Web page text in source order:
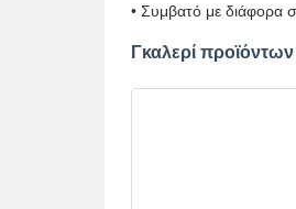
• Συμβατό με διάφορα
Γκαλερί προϊόντων